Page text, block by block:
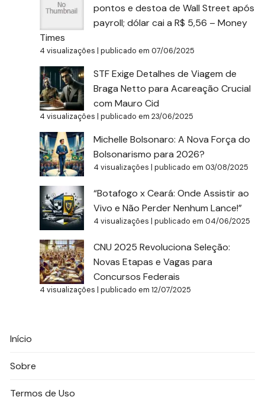
pontos e destoa de Wall Street após
payroll; dólar cai a R$ 5,56 – Money
Times
4 visualizações |publicado em 07/06/2025
STF Exige Detalhes de Viagem de
Braga Netto para Acareação Crucial
com Mauro Cid
4 visualizações |publicado em 23/06/2025
Michelle Bolsonaro: A Nova Força do
Bolsonarismo para 2026?
4 visualizações |publicado em 03/08/2025
“Botafogo x Ceará: Onde Assistir ao
Vivo e Não Perder Nenhum Lance!”
4 visualizações |publicado em 04/06/2025
CNU 2025 Revoluciona Seleção:
Novas Etapas e Vagas para
Concursos Federais
4 visualizações |publicado em 12/07/2025
Início
Sobre
Termos de Uso